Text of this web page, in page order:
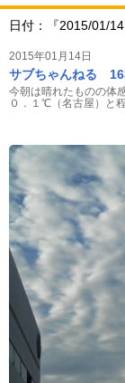
日付：『2015/01/
2015年01月14日
サブちゃんねる
今朝は晴れたものの体
０．１℃（名古屋）と